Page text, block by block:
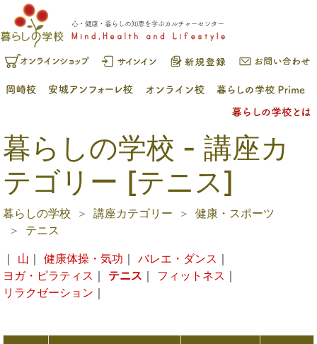
暮らしの学校 - 講座カ
テゴリー [テニス]
暮らしの学校 講座カテゴリー
健康・スポーツ
テニス
｜ 山 ｜ 健康体操・気功 ｜ バレエ・ダンス ｜
ヨガ・ピラティス ｜ テニス ｜ フィットネス ｜
リラクゼーション ｜